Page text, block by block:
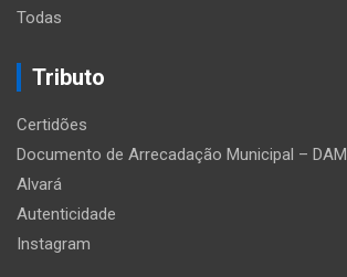
Todas
Tributo
Certidões
Documento de Arrecadação Municipal – DAM
Alvará
Autenticidade
Instagram